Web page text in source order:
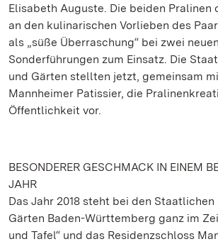
Elisabeth Auguste. Die beiden Pralinen
an den kulinarischen Vorlieben des
als „süße Überraschung“ bei zwei
Sonderführungen zum Einsatz. Die
und Gärten stellten jetzt, gemeinsam
Mannheimer Patissier, die
Öffentlichkeit vor.
BESONDERER GESCHMACK IN EINEM
JAHR
Das Jahr 2018 steht bei den
Gärten Baden-Württemberg ganz im
und Tafel“ und das Residenzschloss